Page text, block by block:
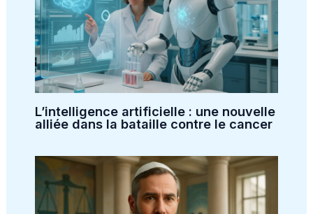
L’intelligence artificielle : une nouvelle
alliée dans la bataille contre le cancer